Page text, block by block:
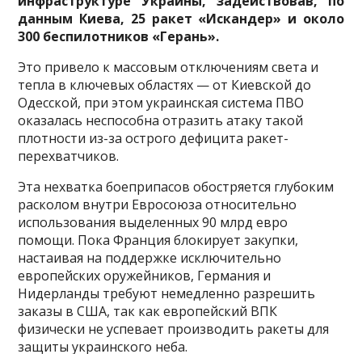
данным Киева, 25 ракет «Искандер» и около
300 беспилотников «Герань».
Это привело к массовым отключениям света и
тепла в ключевых областях — от Киевской до
Одесской, при этом украинская система ПВО
оказалась неспособна отразить атаку такой
плотности из-за острого дефицита ракет-
перехватчиков.
Эта нехватка боеприпасов обостряется глубоким
расколом внутри Евросоюза относительно
использования выделенных 90 млрд евро
помощи. Пока Франция блокирует закупки,
настаивая на поддержке исключительно
европейских оружейников, Германия и
Нидерланды требуют немедленно разрешить
заказы в США, так как европейский ВПК
физически не успевает производить ракеты для
защиты украинского неба.